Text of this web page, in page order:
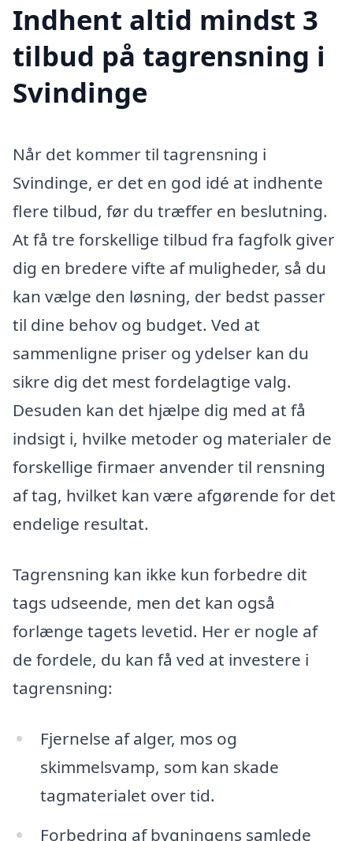
Indhent altid mindst 3
tilbud på tagrensning i
Svindinge
Når det kommer til tagrensning i
Svindinge, er det en god idé at indhente
flere tilbud, før du træffer en beslutning.
At få tre forskellige tilbud fra fagfolk giver
dig en bredere vifte af muligheder, så du
kan vælge den løsning, der bedst passer
til dine behov og budget. Ved at
sammenligne priser og ydelser kan du
sikre dig det mest fordelagtige valg.
Desuden kan det hjælpe dig med at få
indsigt i, hvilke metoder og materialer de
forskellige firmaer anvender til rensning
af tag, hvilket kan være afgørende for det
endelige resultat.
Tagrensning kan ikke kun forbedre dit
tags udseende, men det kan også
forlænge tagets levetid. Her er nogle af
de fordele, du kan få ved at investere i
tagrensning:
Fjernelse af alger, mos og
skimmelsvamp, som kan skade
tagmaterialet over tid.
Forbedring af bygningens samlede